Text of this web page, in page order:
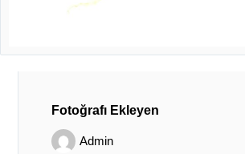
Fotoğrafı Ekleyen
Admin